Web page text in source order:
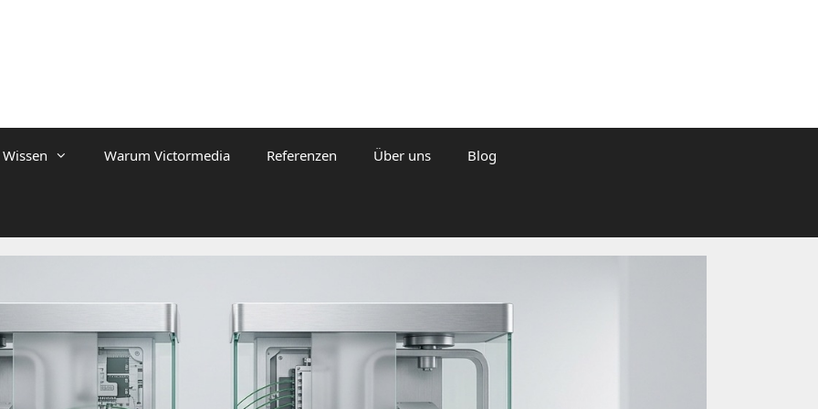
Wissen Warum Victormedia Referenzen Über uns Blog